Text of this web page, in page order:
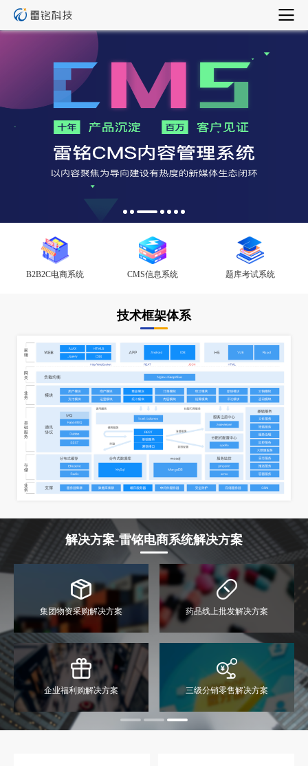
B2B2C电商系统 CMS信息系统 题库考试系统
技术框架体系
解决方案-雷铭电商系统解决方案
集团物资采购解决方案 药品线上批发解决方案
企业福利购解决方案 三级分销零售解决方案